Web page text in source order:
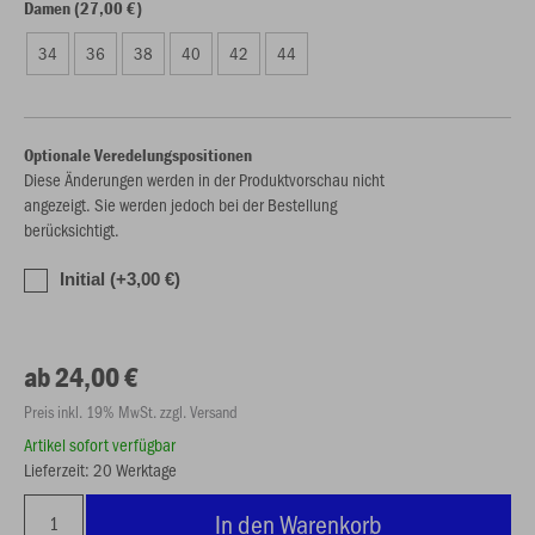
Damen (27,00 €)
34 36 38 40 42 44
Optionale Veredelungspositionen
Diese Änderungen werden in der Produktvorschau nicht
angezeigt. Sie werden jedoch bei der Bestellung
berücksichtigt.
Initial (+3,00 €)
ab 24,00 €
Preis inkl. 19% MwSt. zzgl. Versand
Artikel sofort verfügbar
Lieferzeit: 20 Werktage
In den Warenkorb